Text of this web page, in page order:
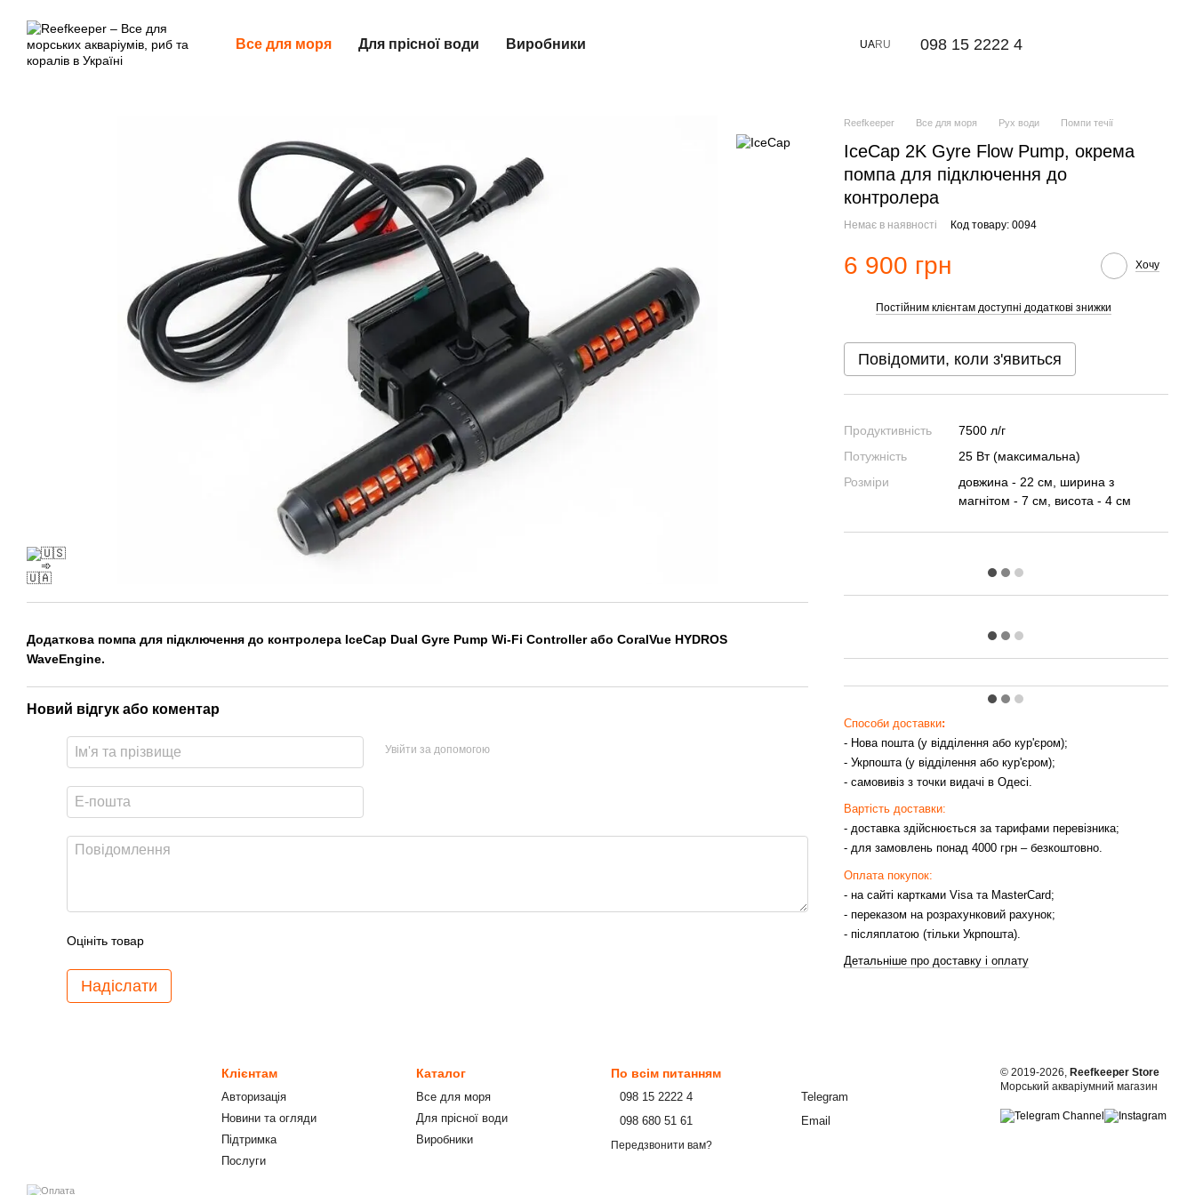
Все для моря Для прісної води Виробники UARU ⠀098 15 2222 4
Додаткова помпа для підключення до контролера IceCap Dual Gyre Pump Wi-Fi Controller або CoralVue HYDROS
WaveEngine.
Новий відгук або коментар
Увійти за допомогою
Оцініть товар
Надіслати
Reefkeeper Все для моря Рух води Помпи течії
IceCap 2K Gyre Flow Pump, окрема
помпа для підключення до
контролера
Немає в наявності Код товару: 0094
6 900 грн Хочу
Постійним клієнтам доступні додаткові знижки
Повідомити, коли з'явиться
Продуктивність
7500 л/г
Потужність
25 Вт (максимальна)
Розміри
довжина - 22 см, ширина з
магнітом - 7 см, висота - 4 см
Способи доставки:
- Нова пошта (у відділення або кур'єром);
- Укрпошта (у відділення або кур'єром);
- самовивіз з точки видачі в Одесі.
Вартість доставки:
- доставка здійснюється за тарифами перевізника;
- для замовлень понад 4000 грн – безкоштовно.
Оплата покупок:
- на сайті картками Visa та MasterCard;
- переказом на розрахунковий рахунок;
- післяплатою (тільки Укрпошта).
Детальніше про доставку і оплату
Клієнтам
Авторизація
Новини та огляди
Підтримка
Послуги
Каталог
Все для моря
Для прісної води
Виробники
По всім питанням
⠀098 15 2222 4
⠀098 680 51 61
Передзвонити вам?
Telegram
Email
© 2019-2026, Reefkeeper Store
Морський акваріумний магазин